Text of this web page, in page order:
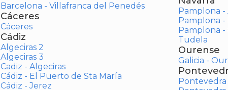
Barcelona - Villafranca del Penedés
Cáceres
Cáceres
Cádiz
Algeciras 2
Algeciras 3
Cadiz - Algeciras
Cádiz - El Puerto de Sta María
Cádiz - Jerez
Pamplona -
Pamplona
Pamplona -
Tudela
Ourense
Galicia -
Pontevedra